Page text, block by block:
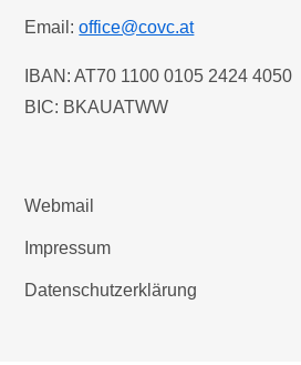
Email:office@covc.at
IBAN: AT70 1100 0105 2424 4050
BIC: BKAUATWW
Webmail
Impressum
Datenschutzerklärung